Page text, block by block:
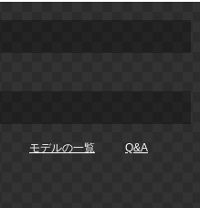
モデルの一覧 Q&A